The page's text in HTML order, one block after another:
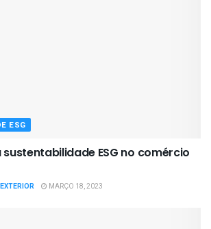
ESG
ESG no comércio
MARÇO 18, 2023